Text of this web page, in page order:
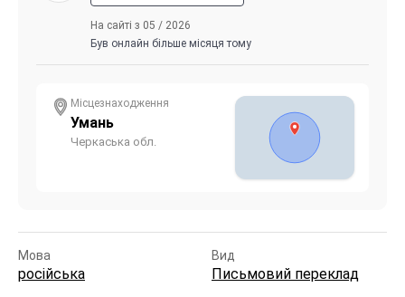
На сайті з 05 / 2026
Був онлайн більше місяця тому
Місцезнаходження
Умань
Черкаська обл.
Мова
російська
Вид
Письмовий переклад